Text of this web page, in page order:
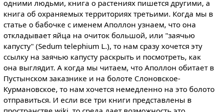
одними людьми, книга о растениях пишется другими, а
книга об охраняемых территориях третьими. Когда мы в
статье о бабочке с именем Аполлон узнаем, что она
откладывает яйца на очиток большой, или "заячью
капусту" (Sedum telephium L.), то нам сразу хочется эту
ссылку на заячью капусту раскрыть и посмотреть, как
она выглядит. А когда мы читаем, что Аполлон обитает в
Пустынском заказнике и на болоте Слоновское-
Курмановское, то нам хочется немедленно на это болото
отправиться. И если все три книги представлены в